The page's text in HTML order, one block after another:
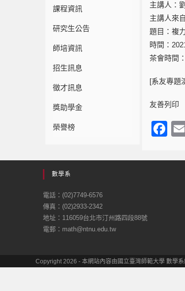
課程資訊
研究生公告
師培資訊
招生訊息
徵才訊息
獎助學金
榮譽榜
主講人：
主講人來
題目：複
時間：
茶會時間
[系友專題
友善列印
F
c
數學系
電話：(02)7749-6576
傳真：(02)2933-2342
地址：116059台北市汀州路四段88號
電郵：math@ntnu.edu.tw
Copyright 2026 - 本網站內容由國立臺灣師範大學 數學系